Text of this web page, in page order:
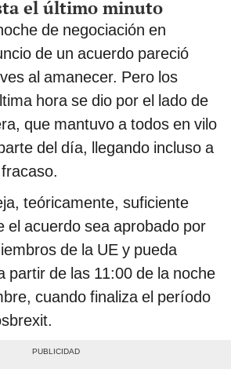
el último minuto
de negociación en
de un acuerdo pareció
al amanecer. Pero los
hora se dio por el lado de
que mantuvo a todos en vilo
del día, llegando incluso a
teóricamente, suficiente
el acuerdo sea aprobado por
de la UE y pueda
partir de las 11:00 de la noche
cuando finaliza el período